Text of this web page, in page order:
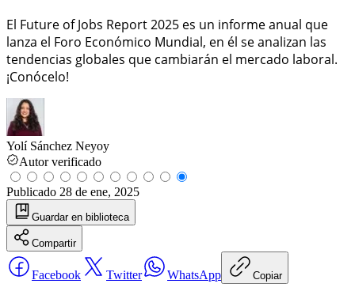
El Future of Jobs Report 2025 es un informe anual que
lanza el Foro Económico Mundial, en él se analizan las
tendencias globales que cambiarán el mercado laboral.
¡Conócelo!
Yolí Sánchez Neyoy
Autor verificado
Publicado 28 de ene, 2025
Guardar en biblioteca
Compartir
Facebook Twitter WhatsApp Copiar